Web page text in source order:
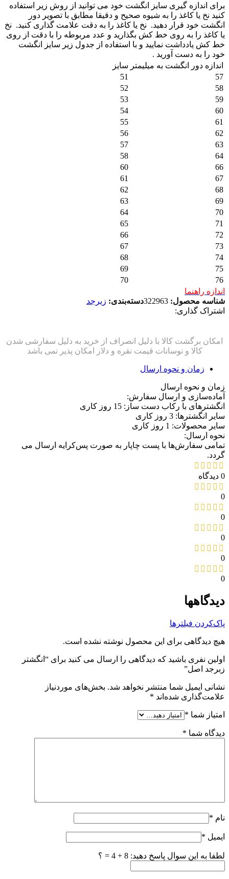
برای اندازه گیری سایز انگشت خود می توانید از روش زیر استفاده
کنید نخ یا کاغذ را به شیوه صحیح و دقیقا مطابق با تصویر دور
انگشت خود قرار دهید. نخ یا کاغذ را به دقت علامت گذاری کنید. نخ
یا کاغذ را به روی خط کش بگذارید و عدد مربوطه را با دقت از روی
خط کش یادداشت نمایید و با استفاده از جدول زیر سایز انگشت
خود را به دست آورید .
اندازه دور انگشت به میلیمتر سایز
57
51
58
52
59
53
60
54
61
55
62
56
63
57
64
58
66
60
67
61
68
62
69
63
70
64
71
65
72
66
73
67
74
68
75
69
76
70
اندازه راهنما
شناسه محصول: 322963دسته‌بندی: زبرجد
اشتراک گذاری:
زمان و نحوه ارسال
زمان و نحوه ارسال
آماده‌سازی و ارسال سفارش:
انگشترهای با رکاب دست ساز: 15 روز کاری
سایر انگشترها: 3 روز کاری
سایر محصولات: 1 روز کاری
نحوه ارسال:
تمامی سفارش‌ها با پست چاپار به صورت پس‌کرایه ارسال می
گردد.
0 دیدگاه
0
0
0
0
0
دیدگاهها
پاک‌کردن فیلترها
هیچ دیدگاهی برای این محصول نوشته نشده است.
اولین نفری باشید که دیدگاهی را ارسال می کنید برای “انگشتر
زبرجد اصل”
نشانی ایمیل شما منتشر نخواهد شد. بخش‌های موردنیاز
علامت‌گذاری شده‌اند *
امتیاز شما *
دیدگاه شما *
نام *
ایمیل *
لطفا به این سوال پاسخ دهید: 8 + 4 = ؟